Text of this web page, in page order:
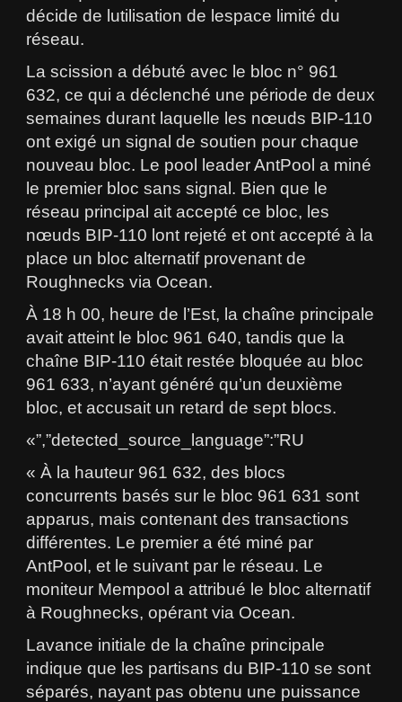
décide de lutilisation de lespace limité du
réseau.
La scission a débuté avec le bloc n° 961
632, ce qui a déclenché une période de deux
semaines durant laquelle les nœuds BIP-110
ont exigé un signal de soutien pour chaque
nouveau bloc. Le pool leader AntPool a miné
le premier bloc sans signal. Bien que le
réseau principal ait accepté ce bloc, les
nœuds BIP-110 lont rejeté et ont accepté à la
place un bloc alternatif provenant de
Roughnecks via Ocean.
À 18 h 00, heure de l’Est, la chaîne principale
avait atteint le bloc 961 640, tandis que la
chaîne BIP-110 était restée bloquée au bloc
961 633, n’ayant généré qu’un deuxième
bloc, et accusait un retard de sept blocs.
«”,”detected_source_language”:”RU
« À la hauteur 961 632, des blocs
concurrents basés sur le bloc 961 631 sont
apparus, mais contenant des transactions
différentes. Le premier a été miné par
AntPool, et le suivant par le réseau. Le
moniteur Mempool a attribué le bloc alternatif
à Roughnecks, opérant via Ocean.
Lavance initiale de la chaîne principale
indique que les partisans du BIP-110 se sont
séparés, nayant pas obtenu une puissance